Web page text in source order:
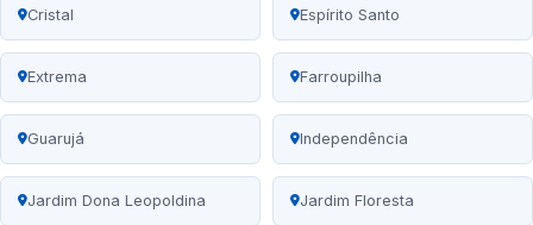
Cristal Espírito Santo
Extrema Farroupilha
Guarujá Independência
Jardim Dona Leopoldina Jardim Floresta